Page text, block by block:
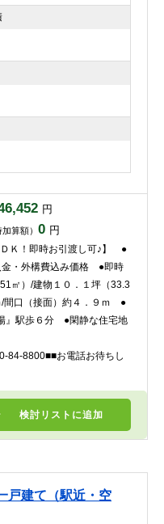
円
算額） 0 円
検討リスト に追加
ＤＫ！即時お引渡し可♪】 ●
・外構費込み価格 ●即時
㎡）/建物１０．１坪（33.3
間口（接面）約４．９ｍ ●
』駅歩６分 ●閑静な住宅地
84-8800■■お電話お待ちし
戸建て（駅近・空